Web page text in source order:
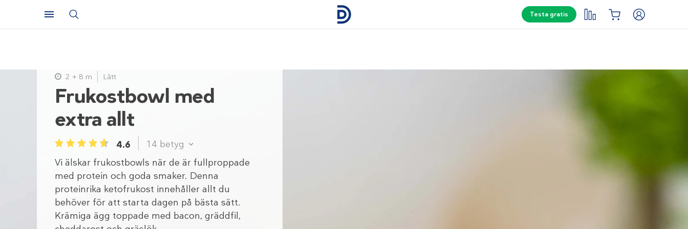
Testa gratis
Frukostbowl med
extra allt
1 2 3 4 5 4.6 14 betyg
Vi älskar frukostbowls när de är fullproppade
med protein och goda smaker. Denna
proteinrika ketofrukost innehåller allt du
behöver för att starta dagen på bästa sätt.
Krämiga ägg toppade med bacon, gräddfil,
2 + 8 m Lätt